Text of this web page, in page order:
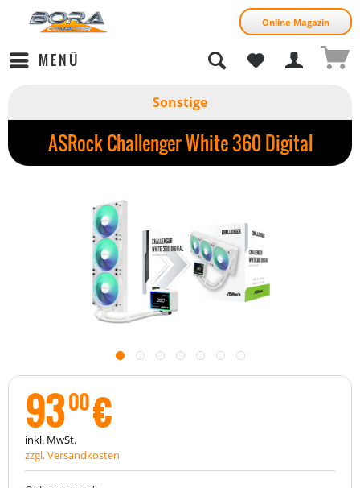
Online Magazin
MENÜ
Sonstige
ASRock Challenger White 360 Digital
9300€
inkl. MwSt.
zzgl. Versandkosten